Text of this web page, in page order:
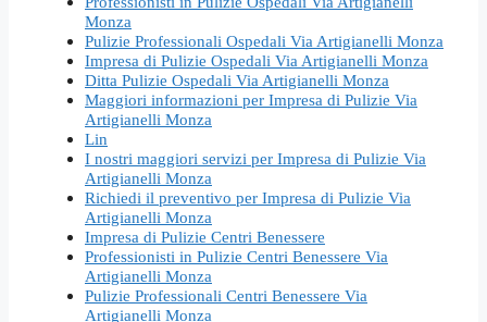
Monza
Pulizie Professionali Ospedali Via Artigianelli Monza
Impresa di Pulizie Ospedali Via Artigianelli Monza
Ditta Pulizie Ospedali Via Artigianelli Monza
Maggiori informazioni per Impresa di Pulizie Via
Artigianelli Monza
Lin
I nostri maggiori servizi per Impresa di Pulizie Via
Artigianelli Monza
Richiedi il preventivo per Impresa di Pulizie Via
Artigianelli Monza
Impresa di Pulizie Centri Benessere
Professionisti in Pulizie Centri Benessere Via
Artigianelli Monza
Pulizie Professionali Centri Benessere Via
Artigianelli Monza